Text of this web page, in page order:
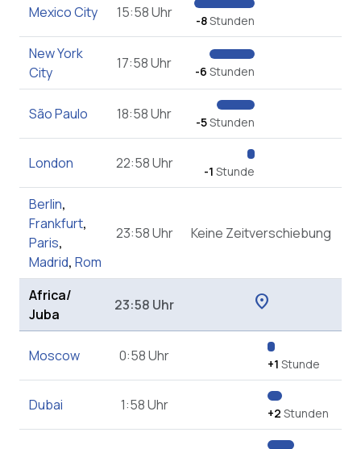
Mexico City 15:58 Uhr -8Stunden
New York
City
17:58 Uhr -6 Stunden
São Paulo 18:58 Uhr -5Stunden
London 22:58 Uhr -1 Stunde
Berlin,
Frankfurt,
Paris,
Madrid, Rom
23:58 Uhr Keine Zeitverschiebung
Africa/
Juba
23:58 Uhr location_on
Moscow 0:58 Uhr +1 Stunde
Dubai 1:58 Uhr +2 Stunden